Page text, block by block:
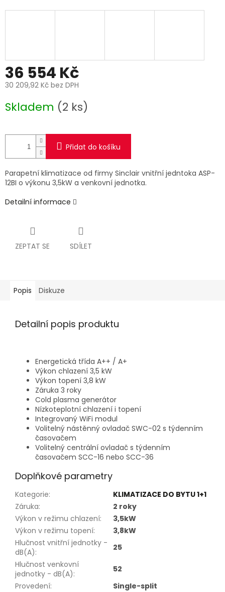
36 554 Kč
30 209,92 Kč bez DPH
cena:
Skladem (2 ks)
Přidat do košíku
Parapetní klimatizace od firmy Sinclair vnitřní jedntoka ASP-
12BI o výkonu 3,5kW a venkovní jednotka.
Detailní informace
ZEPTAT SE SDÍLET
Popis Diskuze
Detailní popis produktu
Energetická třída A++ / A+
Výkon chlazení 3,5 kW
Výkon topení 3,8 kW
Záruka 3 roky
Cold plasma generátor
Nízkoteplotní chlazení i topení
Integrovaný WiFi modul
Volitelný nástěnný ovladač SWC-02 s týdenním
časovačem
Volitelný centrální ovladač s týdenním
časovačem SCC-16 nebo SCC-36
Doplňkové parametry
Kategorie:
KLIMATIZACE DO BYTU 1+1
Záruka:
2 roky
Výkon v režimu chlazení:
3,5kW
Výkon v režimu topení:
3,8kW
Hlučnost vnitřní jednotky -
dB(A):
25
Hlučnost venkovní
jednotky - dB(A):
52
Provedení: Single-split